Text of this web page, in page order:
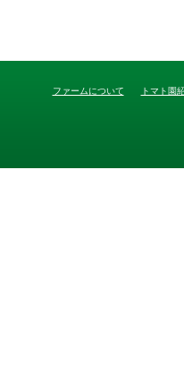
ファームについて トマト園